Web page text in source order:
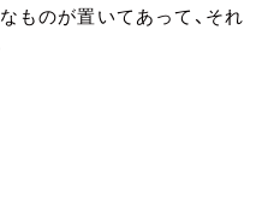
ものが置いてあって、それ